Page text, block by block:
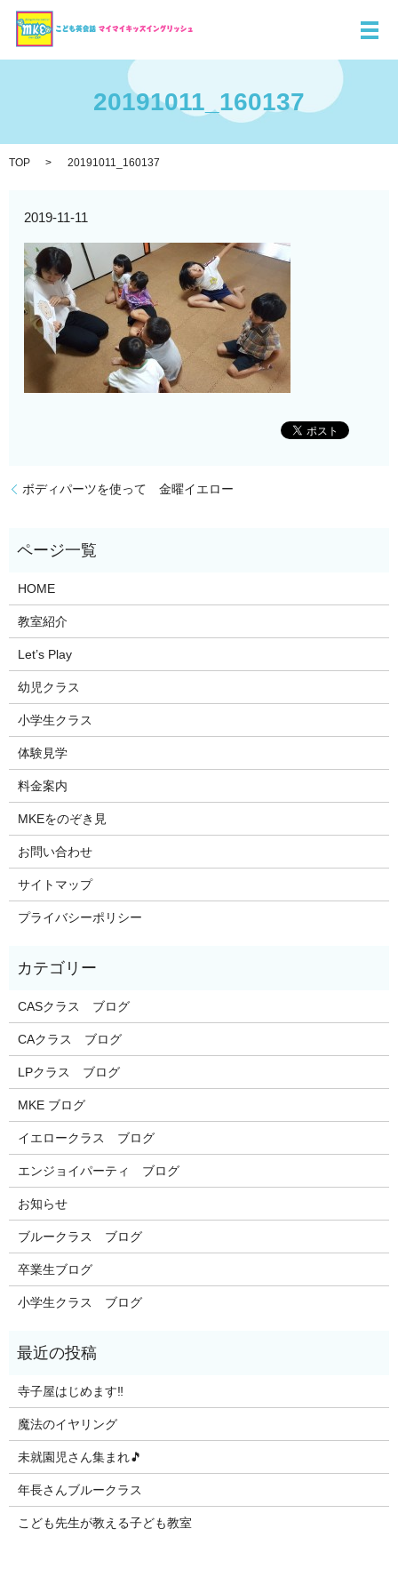
メ
20191011_160137
TOP 20191011_160137
2019-11-11
ボディパーツを使って 金曜イエロー
HOME
教室紹介
Let’s Play
幼児クラス
小学生クラス
体験見学
料金案内
MKEをのぞき見
お問い合わせ
サイトマップ
プライバシーポリシー
CASクラス ブログ
CAクラス ブログ
LPクラス ブログ
MKE ブログ
イエロークラス ブログ
エンジョイパーティ ブログ
お知らせ
ブルークラス ブログ
卒業生ブログ
小学生クラス ブログ
寺子屋はじめます‼️
魔法のイヤリング
未就園児さん集まれ🎵
年長さんブルークラス
こども先生が教える子ども教室